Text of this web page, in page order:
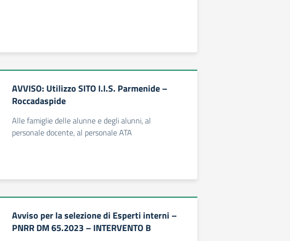
AVVISO: Utilizzo SITO I.I.S. Parmenide –
Roccadaspide
Alle famiglie delle alunne e degli alunni, al
personale docente, al personale ATA
Avviso per la selezione di Esperti interni –
PNRR DM 65.2023 – INTERVENTO B